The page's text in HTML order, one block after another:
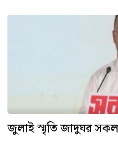
জুলাই স্মৃতি জাদুঘর